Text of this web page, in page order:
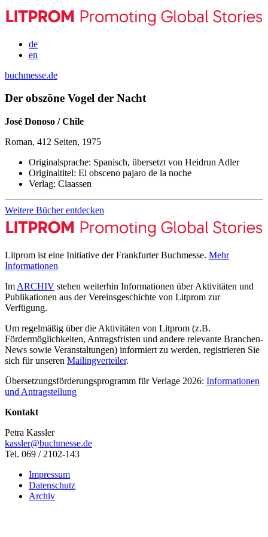
de
en
buchmesse.de
Der obszöne Vogel der Nacht
José Donoso / Chile
Roman, 412 Seiten, 1975
Originalsprache: Spanisch, übersetzt von Heidrun Adler
Originaltitel: El obsceno pajaro de la noche
Verlag: Claassen
Weitere Bücher entdecken
Litprom ist eine Initiative der Frankfurter Buchmesse. Mehr
Informationen
Im ARCHIV stehen weiterhin Informationen über Aktivitäten und
Publikationen aus der Vereinsgeschichte von Litprom zur
Verfügung.
Um regelmäßig über die Aktivitäten von Litprom (z.B.
Fördermöglichkeiten, Antragsfristen und andere relevante Branchen-
News sowie Veranstaltungen) informiert zu werden, registrieren Sie
sich für unseren Mailingverteiler.
Übersetzungsförderungsprogramm für Verlage 2026: Informationen
und Antragstellung
Kontakt
Petra Kassler
kassler@buchmesse.de
Tel. 069 / 2102-143
Impressum
Datenschutz
Archiv